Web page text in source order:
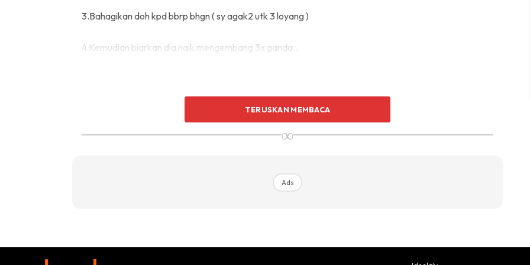
3.Bahagikan doh kpd bbrp bhgn ( sy agak2 utk 3 loyang )
4.Kemudian biarkan dia naik mengembang 3x ganda..
TERUSKAN MEMBACA
∞
Ads